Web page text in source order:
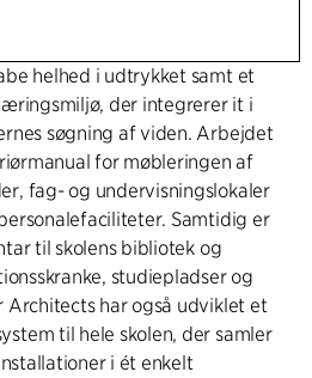
helhed i udtrykket samt et
der integrerer it i
søgning af viden. Arbejdet
for møbleringen af
fag- og undervisningslokaler
Samtidig er
til skolens bibliotek og
studiepladser og
Architects har også udviklet et
til hele skolen, der samler
i ét enkelt